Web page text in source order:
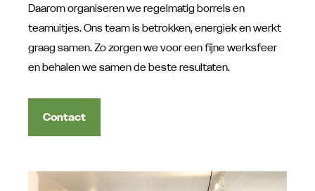
Daarom organiseren we regelmatig borrels en
teamuitjes. Ons team is betrokken, energiek en werkt
graag samen. Zo zorgen we voor een fijne werksfeer
en behalen we samen de beste resultaten.
Contact